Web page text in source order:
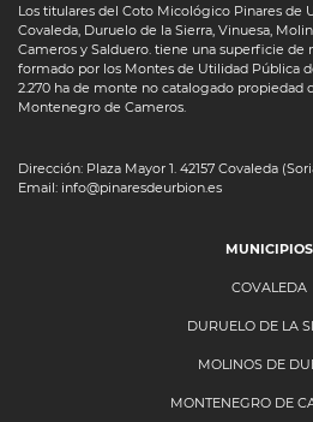
Los titulares del Coto Micológico Pinares de
Covaleda, Duruelo de la Sierra, Vinuesa,
Cameros y Salduero. tiene una superficie de
formado por los Montes de Utilidad Pública
2.270 ha de monte no catalogado propiedad
Montenegro de Cameros.
Dirección: Plaza Mayor 1. 42157 Covaleda
Email: info@pinaresdeurbion.es
MUNICIPIOS
COVALEDA
DURUELO DE LA
MOLINOS DE
MONTENEGRO DE